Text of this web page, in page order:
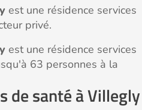
est une résidence services
privé.
est une résidence services
63 personnes à la
de santé à Villegly